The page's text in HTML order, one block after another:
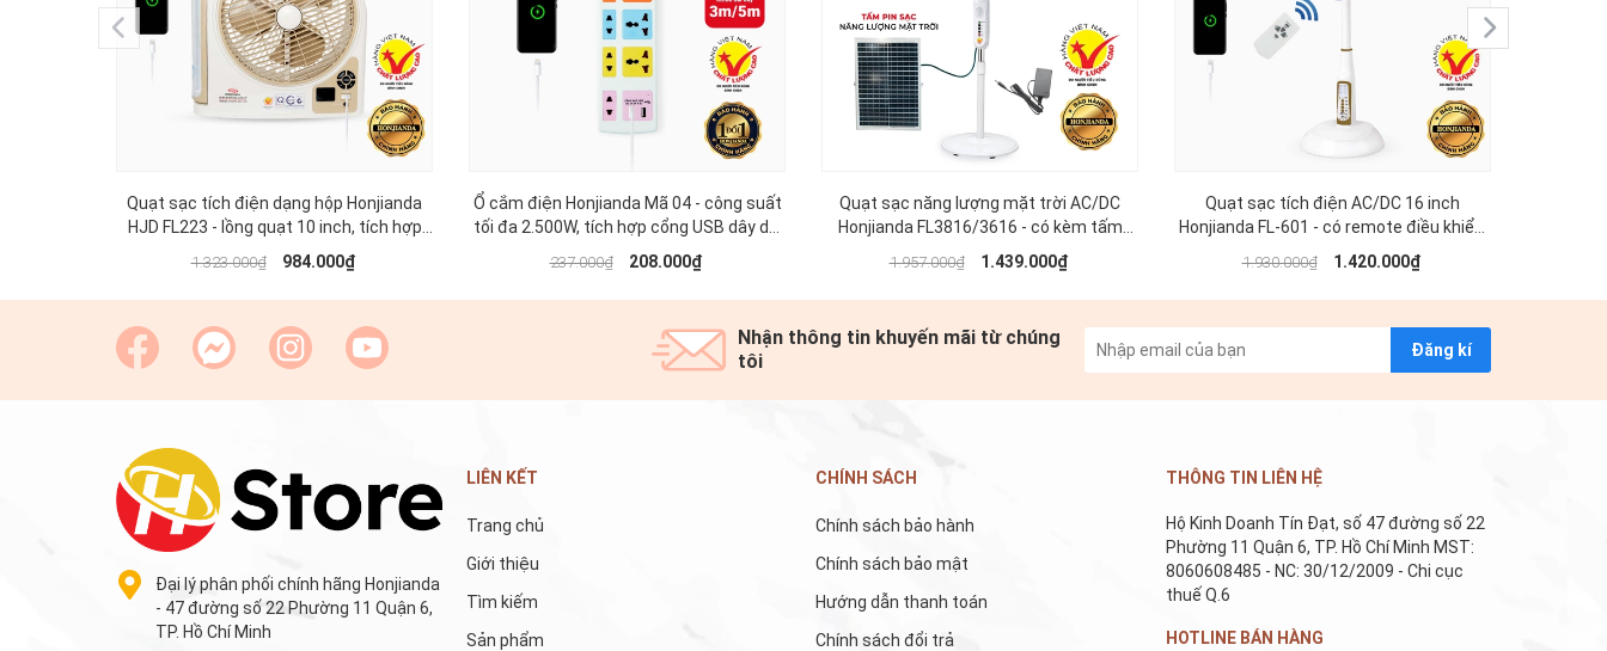
Quạt sạc tích điện dạng hộp Honjianda
HJD FL223 - lồng quạt 10 inch, tích hợp
cổng sạc USB 5V, có đèn LED hỗ trợ cúp
điện
1.323.000₫ 984.000₫
Ổ cắm điện Honjianda Mã 04 - công suất
tối đa 2.500W, tích hợp cổng USB dây dài
3m, chất liệu ABS chịu nhiệt tốt
237.000₫ 208.000₫
Quạt sạc năng lượng mặt trời AC/DC
Honjianda FL3816/3616 - có kèm tấm
năng lượng mặt trời
1.957.000₫ 1.439.000₫
Quạt sạc tích điện AC/DC 16 inch
Honjianda FL-601 - có remote điều khiển,
đèn LED hỗ trợ cúp điện
1.930.000₫ 1.420.000₫
Nhận thông tin khuyến mãi từ chúng
tôi
Đăng kí
Đại lý phân phối chính hãng Honjianda
- 47 đường số 22 Phường 11 Quận 6,
TP. Hồ Chí Minh
LIÊN KẾT
Trang chủ
Giới thiệu
Tìm kiếm
Sản phẩm
CHÍNH SÁCH
Chính sách bảo hành
Chính sách bảo mật
Hướng dẫn thanh toán
Chính sách đổi trả
THÔNG TIN LIÊN HỆ
Hộ Kinh Doanh Tín Đạt, số 47 đường số 22
Phường 11 Quận 6, TP. Hồ Chí Minh MST:
8060608485 - NC: 30/12/2009 - Chi cục
thuế Q.6
HOTLINE BÁN HÀNG